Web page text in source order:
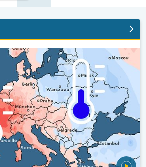
Contrastes meteorológicos. . .